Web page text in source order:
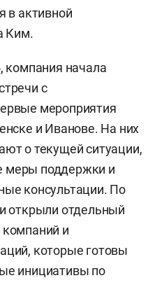
в активной
Ким.
компания начала
с
мероприятия
и Иванове. На них
о текущей ситуации,
поддержки и
консультации. По
открыли отдельный
и
которые готовы
инициативы по